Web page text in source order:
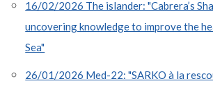
16/02/2026 The islander: "Cabrera’s
uncovering knowledge to improve the
Sea"
26/01/2026 Med-22: "SARKO à la